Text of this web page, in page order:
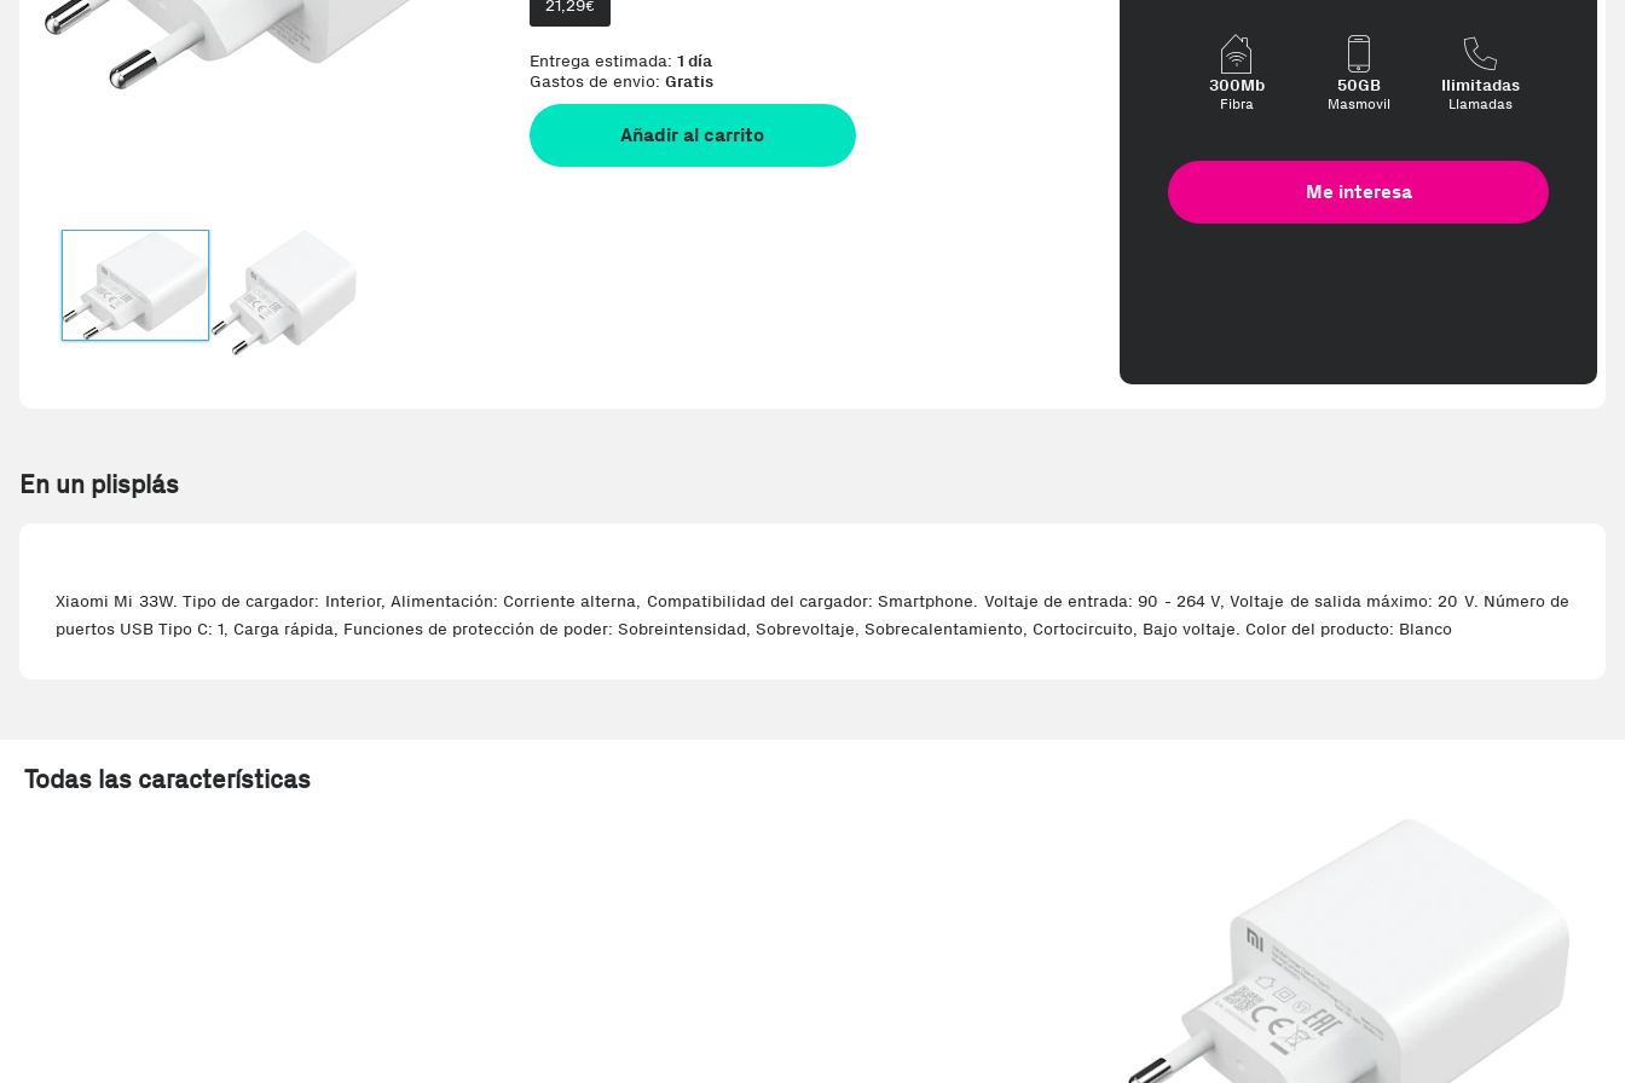
21,29€
Entrega estimada: 1 día
Gastos de envio: Gratis
Añadir al carrito
300Mb
Fibra
50GB
Masmovil
Ilimitadas
Llamadas
Me interesa
En un plisplás
Xiaomi Mi 33W. Tipo de cargador: Interior, Alimentación: Corriente alterna, Compatibilidad del cargador: Smartphone. Voltaje de entrada: 90 - 264 V, Voltaje de salida máximo: 20 V. Número de
puertos USB Tipo C: 1, Carga rápida, Funciones de protección de poder: Sobreintensidad, Sobrevoltaje, Sobrecalentamiento, Cortocircuito, Bajo voltaje. Color del producto: Blanco
Todas las características